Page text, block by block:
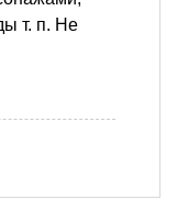
т. п. Не